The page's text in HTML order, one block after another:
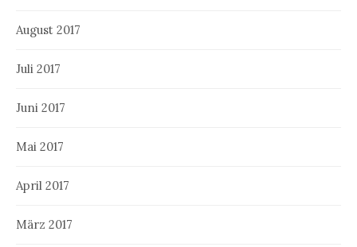
August 2017
Juli 2017
Juni 2017
Mai 2017
April 2017
März 2017